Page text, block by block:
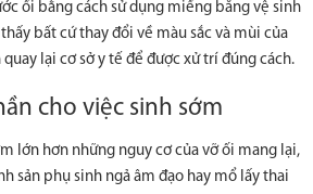
ối bằng cách sử dụng miếng băng vệ sinh
bất cứ thay đổi về màu sắc và mùi của
quay lại cơ sở y tế để được xử trí đúng cách.
cho việc sinh sớm
lớn hơn những nguy cơ của vỡ ối mang lại,
sản phụ sinh ngả âm đạo hay mổ lấy thai